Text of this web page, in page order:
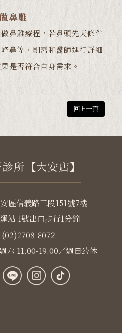
鼻雕
鼻雕療程，若鼻頭先天條件
鼻等，則需和醫師進行詳細
是否符合自身需求。
回上一頁
所【大安店】
區信義路三段151號7樓
站 1號出口步行1分鐘
(02)2708-8072
六 11:00-19:00／週日公休